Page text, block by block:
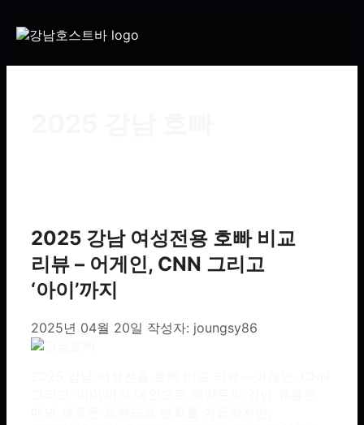
2025 강남 여성전용 호빠 비교
리뷰 – 어게인, CNN 그리고
‘아이’까지
2025년 04월 20일 작성자: joungsy86